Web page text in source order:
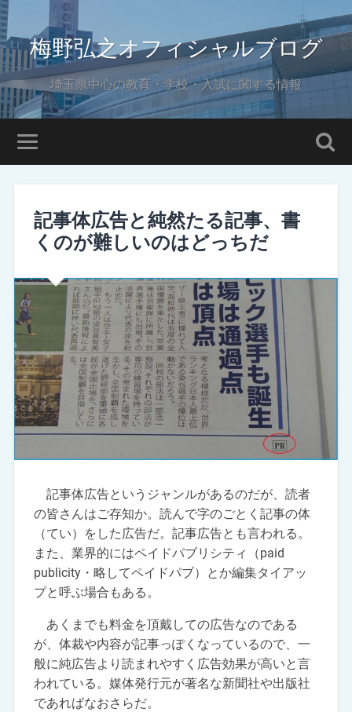
梅野弘之オフィシャルブログ
埼玉県中心の教育・学校・入試に関する情報
記事体広告と純然たる記事、書
くのが難しいのはどっちだ
記事体広告というジャンルがあるのだが、読者
の皆さんはご存知か。読んで字のごとく記事の体
（てい）をした広告だ。記事広告とも言われる。
また、業界的にはペイドパブリシティ（paid
publicity・略してペイドパブ）とか編集タイアッ
プと呼ぶ場合もある。
あくまでも料金を頂戴しての広告なのである
が、体裁や内容が記事っぽくなっているので、一
般に純広告より読まれやすく広告効果が高いと言
われている。媒体発行元が著名な新聞社や出版社
であればなおさらだ。